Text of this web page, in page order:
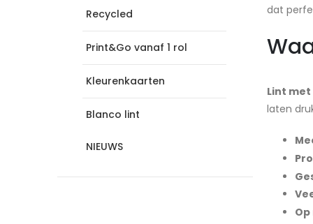
dat
Lint
laten
Recycled
Print&Go vanaf 1 rol
Kleurenkaarten
Blanco lint
NIEUWS